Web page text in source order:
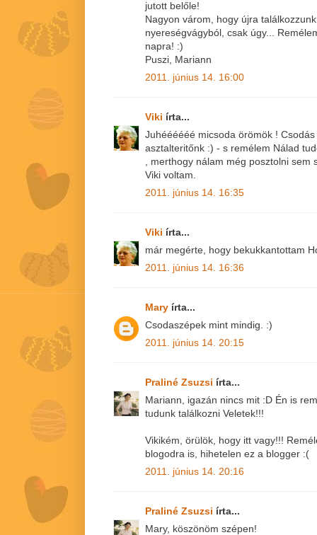
jutott belőle!
Nagyon várom, hogy újra
nyereségvágyból, csak úgy...
napra! :)
Puszi, Mariann
2011. június 14. 16:00
Viki írta...
Juhéééééé micsoda örömök !
asztalteritőnk :) - s remélem Nálad
, merthogy nálam még posztolni
Viki voltam.
2011. június 14. 16:35
Viki írta...
már megérte, hogy bekukkantottam
2011. június 14. 16:36
Mary írta...
Csodaszépek mint mindig. :)
2011. június 14. 20:15
Praliné Zsuzsi írta...
Mariann, igazán nincs mit :D Én is
tudunk találkozni Veletek!!!
Vikikém, örülök, hogy itt vagy!!!
blogodra is, hihetelen ez a blogger :(
2011. június 14. 20:16
Praliné Zsuzsi írta...
Mary, köszönöm szépen!